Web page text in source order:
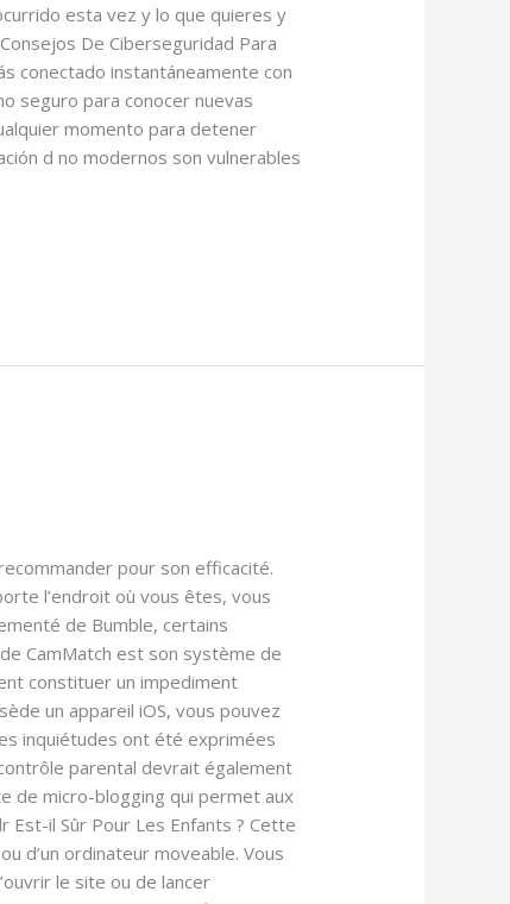
esta vez y lo que quieres y
De Ciberseguridad Para
conectado instantáneamente con
seguro para conocer nuevas
momento para detener
d no modernos son vulnerables
pour son efficacité.
l’endroit où vous êtes, vous
de Bumble, certains
CamMatch est son système de
constituer un impediment
un appareil iOS, vous pouvez
inquiétudes ont été exprimées
parental devrait également
de micro-blogging qui permet aux
il Sûr Pour Les Enfants ? Cette
d’un ordinateur moveable. Vous
le site ou de lancer